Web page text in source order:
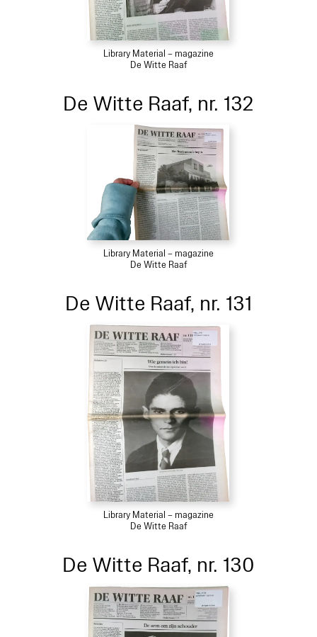
Library Material – magazine
De Witte Raaf
De Witte Raaf, nr. 132
Library Material – magazine
De Witte Raaf
De Witte Raaf, nr. 131
Library Material – magazine
De Witte Raaf
De Witte Raaf, nr. 130